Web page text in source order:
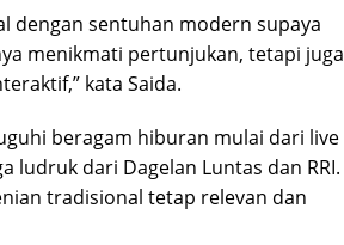
dengan sentuhan modern supaya
menikmati pertunjukan, tetapi juga
kata Saida.
beragam hiburan mulai dari live
ludruk dari Dagelan Luntas dan RRI.
tradisional tetap relevan dan